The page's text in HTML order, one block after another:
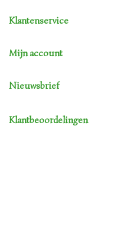
Klantenservice
Mijn account
Nieuwsbrief
Klantbeoordelingen